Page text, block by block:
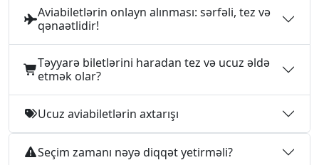
Aviabiletlərin onlayn alınması: sərfəli, tez və
qənaətlidir!
Təyyarə biletlərini haradan tez və ucuz əldə
etmək olar?
Ucuz aviabiletlərin axtarışı
Seçim zamanı nəyə diqqət yetirməli?